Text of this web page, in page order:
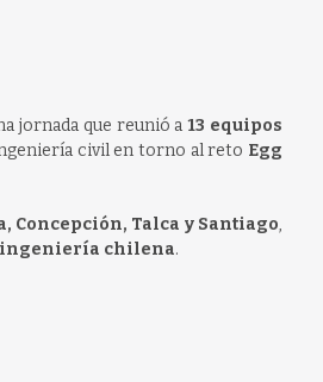
jornada que reunió a13 equipos
civil en torno al reto Egg
Concepción, Talca y Santiago,
ingeniería chilena.